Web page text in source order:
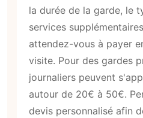
la durée de la garde, le
services
attendez-vous à payer
visite. Pour des gardes
journaliers peuvent
autour de 20€ à 50€.
devis personnalisé afin